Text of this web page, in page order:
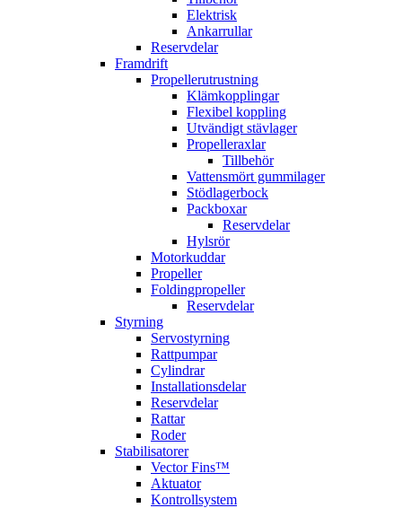
Elektrisk
Ankarrullar
Reservdelar
Framdrift
Propellerutrustning
Klämkopplingar
Flexibel koppling
Utvändigt stävlager
Propelleraxlar
Tillbehör
Vattensmört gummilager
Stödlagerbock
Packboxar
Reservdelar
Hylsrör
Motorkuddar
Propeller
Foldingpropeller
Reservdelar
Styrning
Servostyrning
Rattpumpar
Cylindrar
Installationsdelar
Reservdelar
Rattar
Roder
Stabilisatorer
Vector Fins™
Aktuator
Kontrollsystem